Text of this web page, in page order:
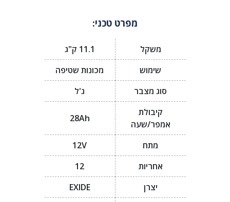
מפרט טכני:
משקל
11.1 ק"ג
שימוש
מכונות שטיפה
סוג מצבר
ג'ל
קיבולת
אמפר/שעה
28Ah
מתח
12V
אחריות
12
יצרן
EXIDE